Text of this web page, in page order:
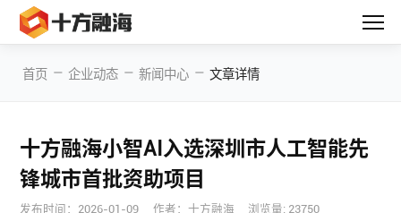
首页 — 企业动态 — 新闻中心 — 文章详情
十方融海小智AI入选深圳市人工智能先
锋城市首批资助项目
发布时间： 2026-01-09 作者：十方融海 浏览量: 23750